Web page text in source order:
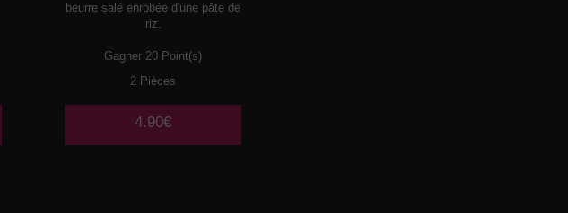
beurre salé enrobée d'une pâte de
riz.
Gagner 20 Point(s)
2 Pièces
4.90€